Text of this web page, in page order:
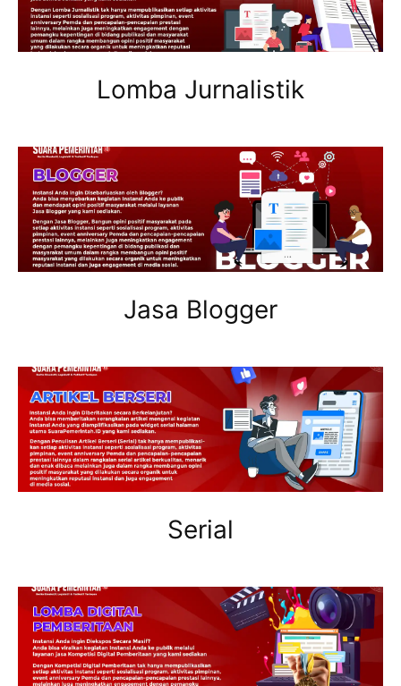
Lomba Jurnalistik
Jasa Blogger
Serial